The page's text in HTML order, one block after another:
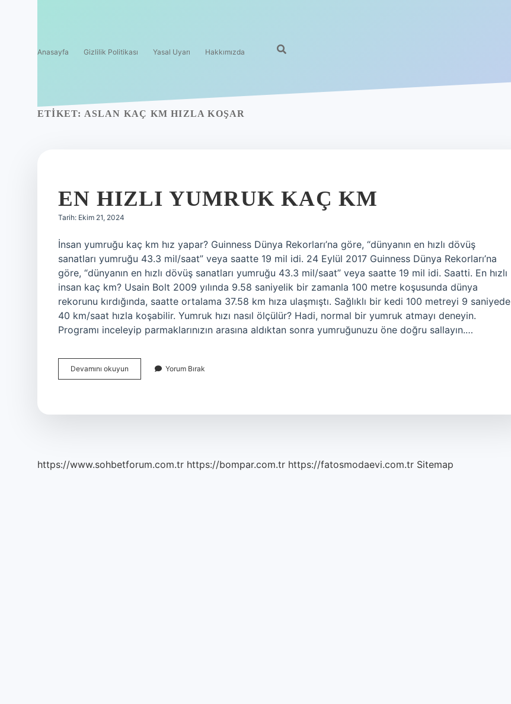
Anasayfa Gizlilik Politikası Yasal Uyarı Hakkımızda
ETIKET: ASLAN KAÇ KM HIZLA KOŞAR
EN HIZLI YUMRUK KAÇ KM
Tarih: Ekim 21, 2024
İnsan yumruğu kaç km hız yapar? Guinness Dünya Rekorları’na göre, “dünyanın en hızlı dövüş
sanatları yumruğu 43.3 mil/saat” veya saatte 19 mil idi. 24 Eylül 2017 Guinness Dünya Rekorları’na
göre, “dünyanın en hızlı dövüş sanatları yumruğu 43.3 mil/saat” veya saatte 19 mil idi. Saatti. En hızlı
insan kaç km? Usain Bolt 2009 yılında 9.58 saniyelik bir zamanla 100 metre koşusunda dünya
rekorunu kırdığında, saatte ortalama 37.58 km hıza ulaşmıştı. Sağlıklı bir kedi 100 metreyi 9 saniyede
40 km/saat hızla koşabilir. Yumruk hızı nasıl ölçülür? Hadi, normal bir yumruk atmayı deneyin.
Programı inceleyip parmaklarınızın arasına aldıktan sonra yumruğunuzu öne doğru sallayın.…
Devamını okuyun
Hızlı
Yorum Bırak
https://www.sohbetforum.com.tr https://bompar.com.tr https://fatosmodaevi.com.tr Sitemap